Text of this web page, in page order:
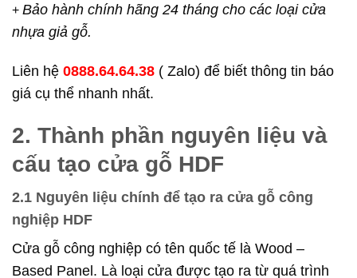
+ Bảo hành chính hãng 24 tháng cho các loại cửa
nhựa giả gỗ.
Liên hệ 0888.64.64.38 ( Zalo) để biết thông tin báo
giá cụ thể nhanh nhất.
2. Thành phần nguyên liệu và
cấu tạo cửa gỗ HDF
2.1 Nguyên liệu chính để tạo ra cửa gỗ công
nghiệp HDF
Cửa gỗ công nghiệp có tên quốc tế là Wood –
Based Panel. Là loại cửa được tạo ra từ quá trình